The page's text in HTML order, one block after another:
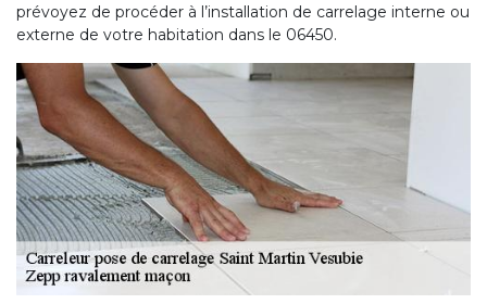
prévoyez de procéder à l’installation de carrelage interne ou
externe de votre habitation dans le 06450.